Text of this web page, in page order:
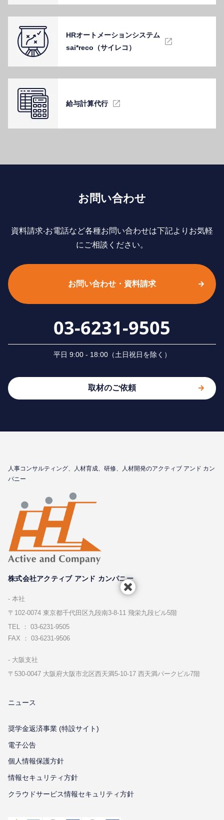
HRオートメーションシステム
sai*reco（サイレコ）
給与計算代⾏
お問い合わせ
資料請求‧お電話など各種お問い合わせは下記よりお気軽
にご相談ください。
お問い合わせ・資料請求
03-6231-9505
平⽇ 9:00 - 18:00（⼟⽇祝⽇を除く）
取材のご依頼
⼈事コンサルティング、⼈材育成、研修、⼈材開発のアクティブ アンド カン
パニー
株式会社アクティブ アンド カンパニー
本社
〒102-0074 東京都千代⽥区九段南3-8-11 飛栄九段ビル5階
TEL ： 03-6231-9505
FAX ： 03-6231-9506
⼤阪⽀社
〒530-0047 ⼤阪府⼤阪市北区⻄天満5-10-17 ⻄天満パークビル7階
ニュース
奨学金返済事業 (特設サイト)
電子公告
個⼈情報保護⽅針
情報セキュリティ⽅針
クラウドサービス情報セキュリティ方針